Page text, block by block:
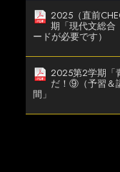
2025（直前
期「現代文総合
ードが必要です）
2025第2学期「
だ！⑨（予習＆
間」